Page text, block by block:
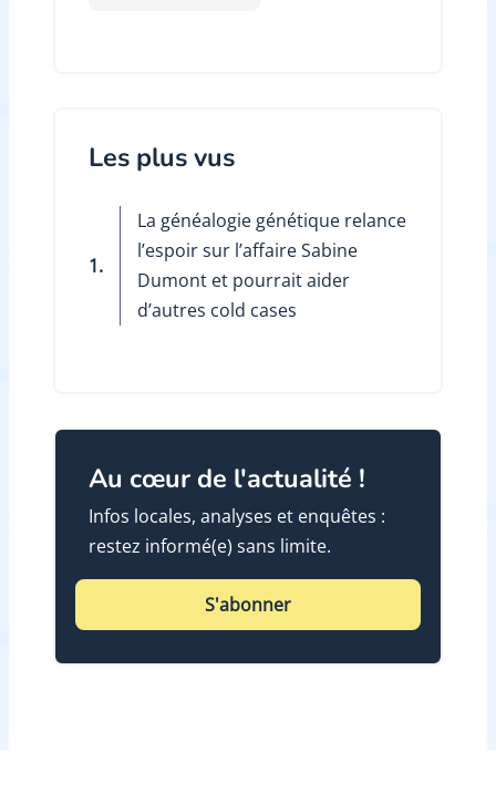
Les plus vus
1.
La généalogie génétique relance
l’espoir sur l’affaire Sabine
Dumont et pourrait aider
d’autres cold cases
Au cœur de l'actualité !
Infos locales, analyses et enquêtes :
restez informé(e) sans limite.
S'abonner